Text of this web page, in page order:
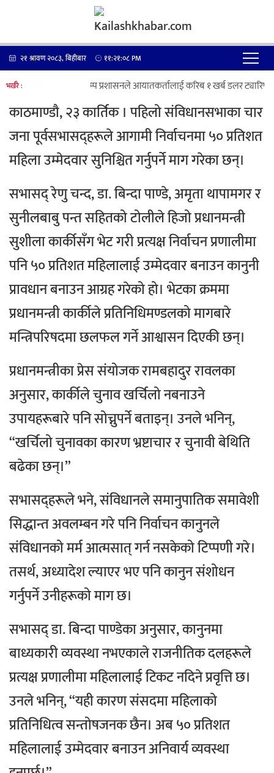
२१ श्रावण २०८३, बिहीबार ११:२१:०८PM
भर्खरै : ट्रम्प प्रशासनले आयातकर्तालाई करिब १ खर्ब डलर
काठमाण्डौ, २३ कार्तिक ।पहिलो संविधानसभाका चार
जना पूर्वसभासद्हरूले आगामी निर्वाचनमा ५० प्रतिशत
महिला उम्मेदवार सुनिश्चित गर्नुपर्ने माग गरेका छन्।
सभासद् रेणु चन्द, डा. बिन्दा पाण्डे, अमृता थापामगर र
सुनीलबाबु पन्त सहितको टोलीले हिजो प्रधानमन्त्री
सुशीला कार्कीसँग भेट गरी प्रत्यक्ष निर्वाचन प्रणालीमा
पनि ५० प्रतिशत महिलालाई उम्मेदवार बनाउन कानुनी
प्रावधान बनाउन आग्रह गरेको हो। भेटका क्रममा
प्रधानमन्त्री कार्कीले प्रतिनिधिमण्डलको मागबारे
मन्त्रिपरिषदमा छलफल गर्ने आश्वासन दिएकी छन्।
प्रधानमन्त्रीका प्रेस संयोजक रामबहादुर रावलका
अनुसार, कार्कीले चुनाव खर्चिलो नबनाउने
उपायहरूबारे पनि सोच्नुपर्ने बताइन्। उनले भनिन्,
“खर्चिलो चुनावका कारण भ्रष्टाचार र चुनावी बेथिति
बढेका छन्।”
सभासद्हरूले भने, संविधानले समानुपातिक समावेशी
सिद्धान्त अवलम्बन गरे पनि निर्वाचन कानुनले
संविधानको मर्म आत्मसात् गर्न नसकेको टिप्पणी गरे।
तसर्थ, अध्यादेश ल्याएर भए पनि कानुन संशोधन
गर्नुपर्ने उनीहरूको माग छ।
सभासद् डा. बिन्दा पाण्डेका अनुसार, कानुनमा
बाध्यकारी व्यवस्था नभएकाले राजनीतिक दलहरूले
प्रत्यक्ष प्रणालीमा महिलालाई टिकट नदिने प्रवृत्ति छ।
उनले भनिन्, “यही कारण संसदमा महिलाको
प्रतिनिधित्व सन्तोषजनक छैन। अब ५० प्रतिशत
महिलालाई उम्मेदवार बनाउन अनिवार्य व्यवस्था